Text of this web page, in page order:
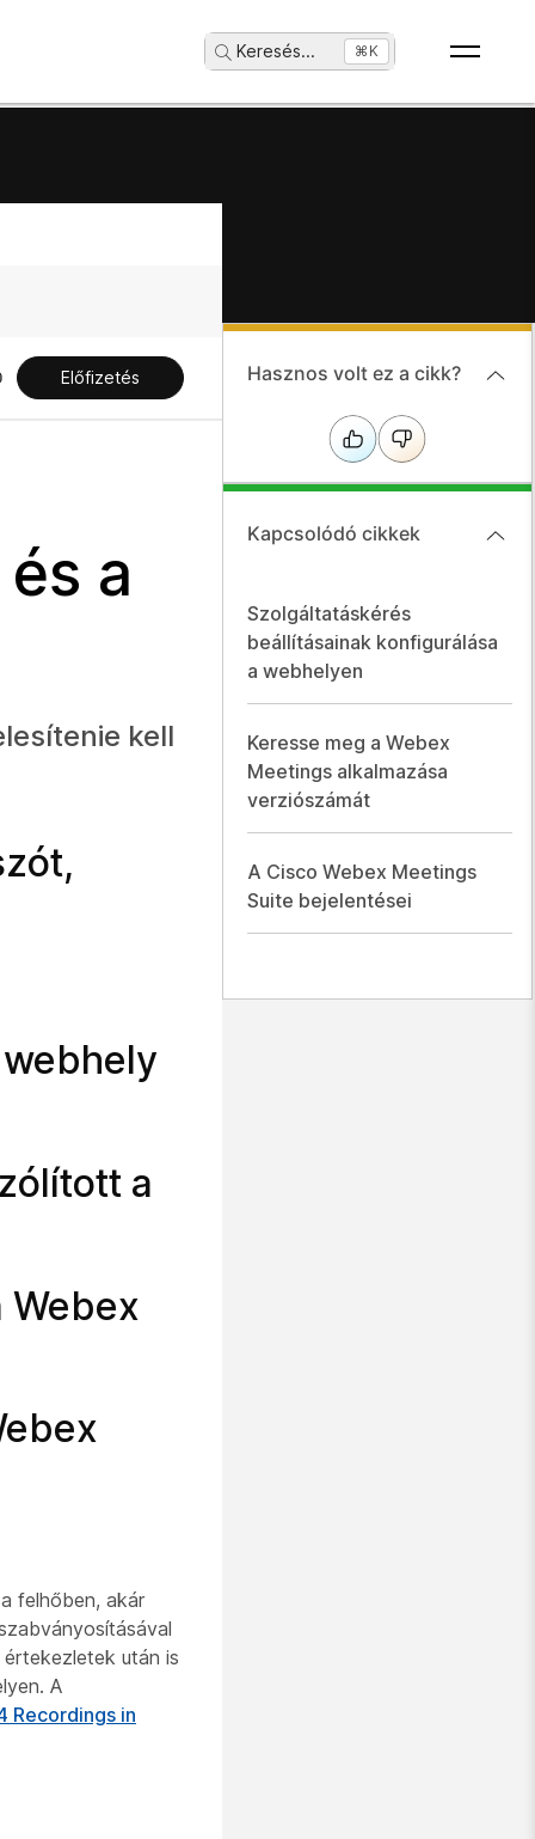
Keresés... ⌘K
Előfizetés
a
kell
a
Webex
felhőben, akár
után is
A
Recordings in
Hasznos volt ez a cikk?
Kapcsolódó cikkek
Szolgáltatáskérés
beállításainak konfigurálása
a webhelyen
Keresse meg a Webex
Meetings alkalmazása
verziószámát
A Cisco Webex Meetings
Suite bejelentései